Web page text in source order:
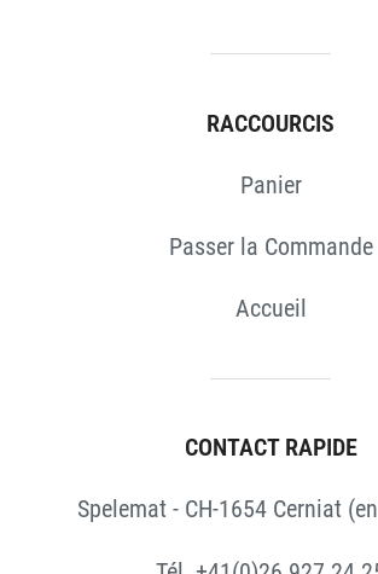
RACCOURCIS
Panier
Passer la Commande
Accueil
CONTACT RAPIDE
Spelemat - CH-1654 Cerniat